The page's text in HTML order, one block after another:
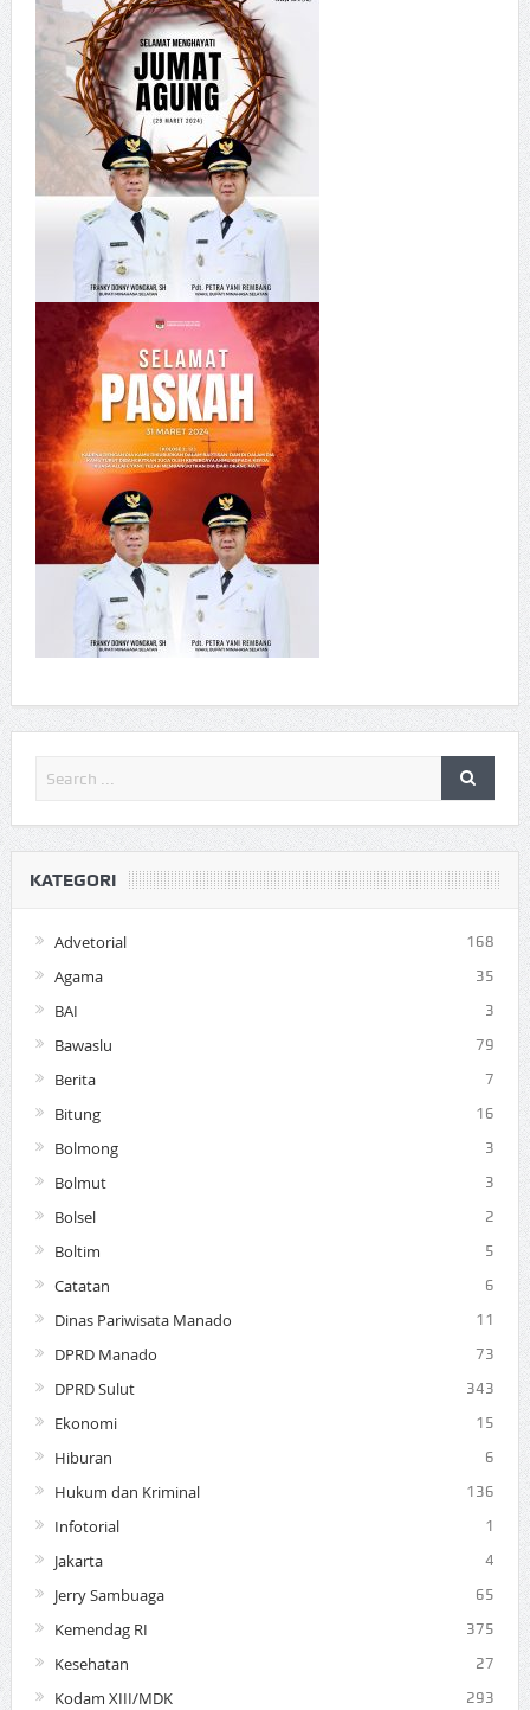
KATEGORI
Advetorial 168
Agama 35
BAI 3
Bawaslu 79
Berita 7
Bitung 16
Bolmong 3
Bolmut 3
Bolsel 2
Boltim 5
Catatan 6
Dinas Pariwisata Manado 11
DPRD Manado 73
DPRD Sulut 343
Ekonomi 15
Hiburan 6
Hukum dan Kriminal 136
Infotorial 1
Jakarta 4
Jerry Sambuaga 65
Kemendag RI 375
Kesehatan 27
Kodam XIII/MDK 293